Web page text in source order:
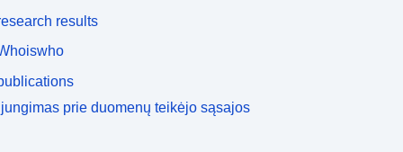
http://www.cmar.csiro.au
Lauren Stevens
Pradinis puslapis:
http://www.cmar.csiro.au
results
prie duomenų teikėjo sąsajos